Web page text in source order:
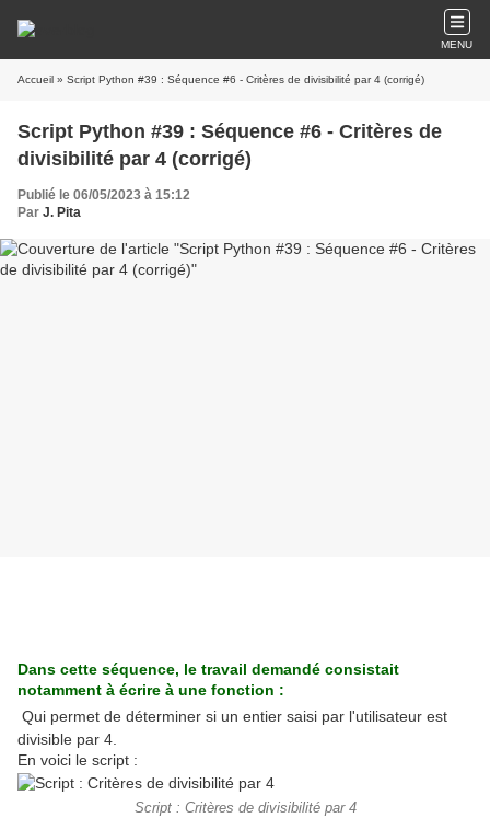
MENU
Accueil » Script Python #39 : Séquence #6 - Critères de divisibilité par 4 (corrigé)
Script Python #39 : Séquence #6 - Critères de
divisibilité par 4 (corrigé)
Publié le 06/05/2023 à 15:12
Par J. Pita
Dans cette séquence, le travail demandé consistait
notamment à écrire à une fonction :
Qui permet de déterminer si un entier saisi par l'utilisateur est
divisible par 4.
En voici le script :
Script : Critères de divisibilité par 4